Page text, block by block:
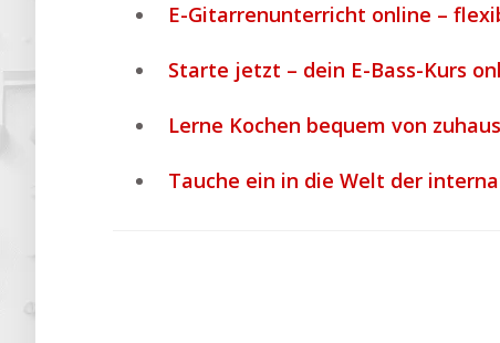
E-Gitarrenunterricht online –
Starte jetzt – dein E-Bass-Kurs
Lerne Kochen bequem von
Tauche ein in die Welt der